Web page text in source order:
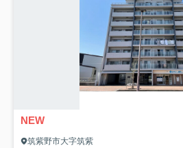
NEW
筑紫野市大字筑紫